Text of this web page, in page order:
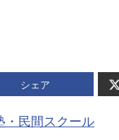
シェア
・民間スクール